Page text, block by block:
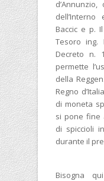
Baccic e p.
Tesoro ing.
Decreto n.
permette
della
Regno
di moneta
si pone fine
di spiccioli
durante il
Bisogna